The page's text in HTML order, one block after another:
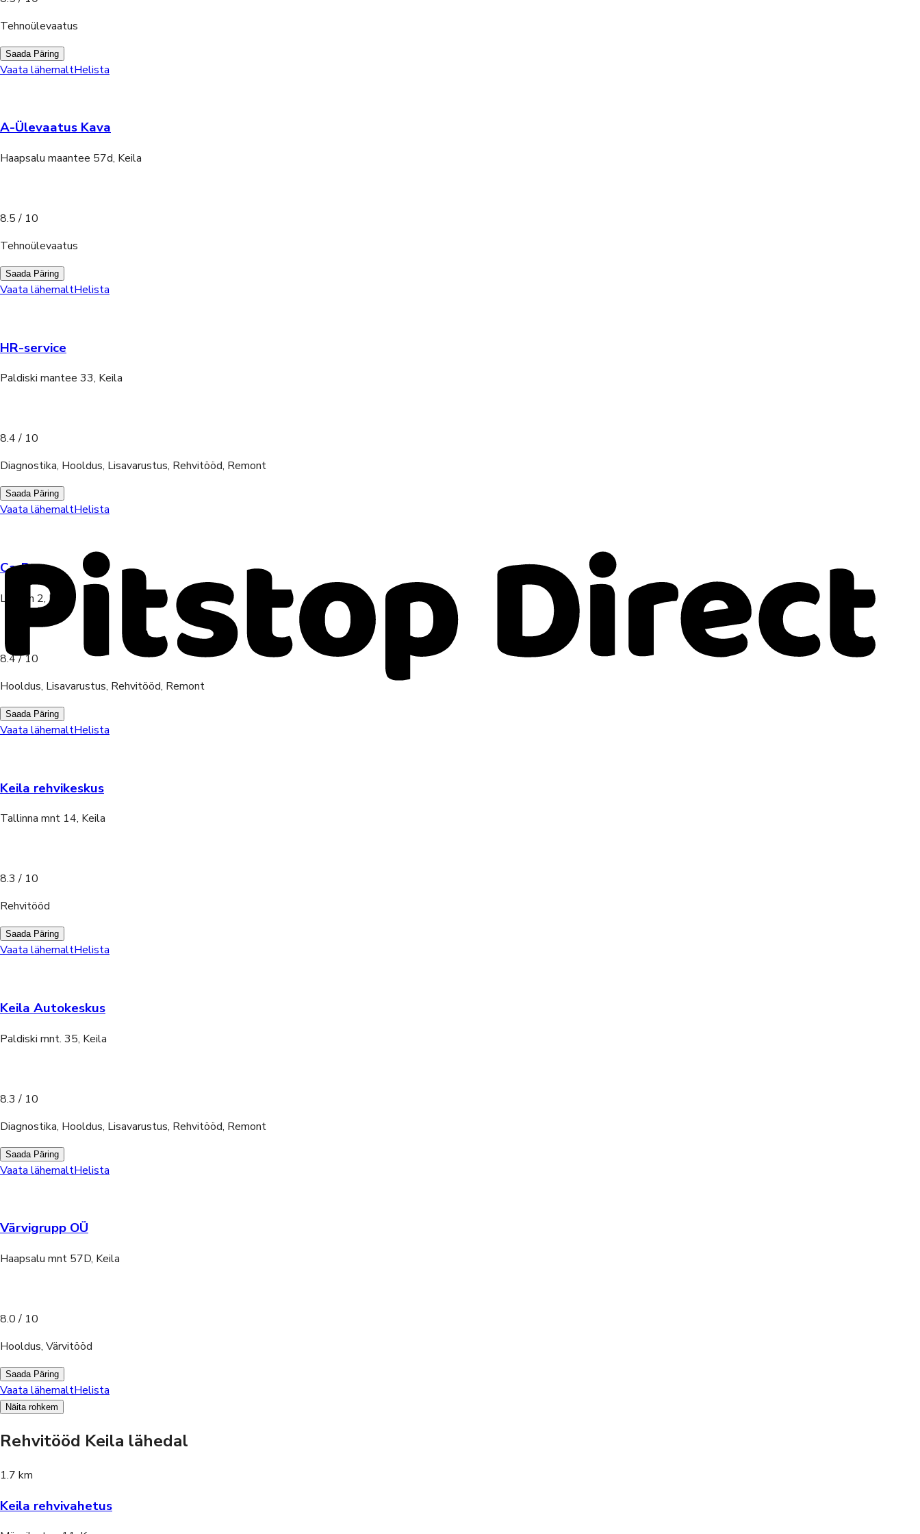
Tehnoülevaatus
Saada Päring
Vaata lähemaltHelista
A-Ülevaatus Kava
Haapsalu maantee 57d, Keila
8.5 / 10
Tehnoülevaatus
Saada Päring
Vaata lähemaltHelista
HR-service
Paldiski mantee 33, Keila
8.4 / 10
Diagnostika, Hooldus, Lisavarustus, Rehvitööd, Remont
Saada Päring
Vaata lähemaltHelista
CarBoss
Liiva tn 2, Keila
8.4/ 10
Hooldus, Lisavarustus, Rehvitööd, Remont
Saada Päring
Vaata lähemaltHelista
Keila rehvikeskus
Tallinna mnt 14, Keila
8.3 / 10
Rehvitööd
Saada Päring
Vaata lähemaltHelista
Keila Autokeskus
Paldiski mnt. 35, Keila
8.3 / 10
Diagnostika, Hooldus, Lisavarustus, Rehvitööd, Remont
Saada Päring
Vaata lähemaltHelista
Värvigrupp OÜ
Haapsalu mnt 57D, Keila
8.0 / 10
Hooldus, Värvitööd
Saada Päring
Vaata lähemaltHelista
Näita rohkem
Rehvitööd Keila lähedal
1.7 km
Keila rehvivahetus